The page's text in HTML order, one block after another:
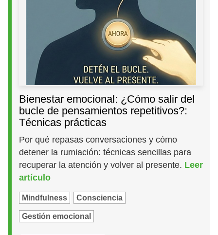
Bienestar emocional: ¿Cómo salir del
bucle de pensamientos repetitivos?:
Técnicas prácticas
Por qué repasas conversaciones y cómo
detener la rumiación: técnicas sencillas para
recuperar la atención y volver al presente. Leer
artículo
Mindfulness Consciencia
Gestión emocional